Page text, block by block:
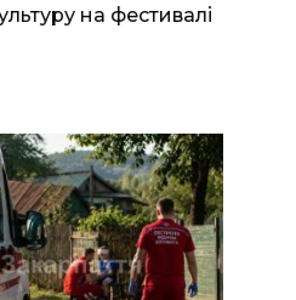
на фестивалі